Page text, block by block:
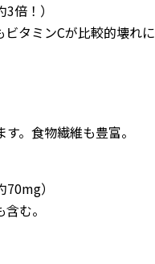
倍！）
タミンCが比較的壊れに
。食物繊維も豊富。
）
む。